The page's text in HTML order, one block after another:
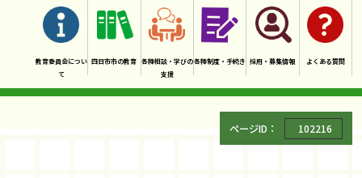
教育委員会につい
て
四日市市の教育 各種相談・学びの
支援
各種制度・手続き 採用・募集情報 よくある質問
ページID： 102216